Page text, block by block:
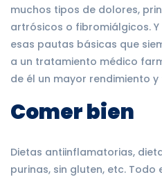
muchos tipos de dolores,
artrósicos o fibromiálgicos.
esas pautas básicas que
a un tratamiento médico
de él un mayor rendimiento
Comer bien
Dietas antiinflamatorias,
purinas, sin gluten, etc.